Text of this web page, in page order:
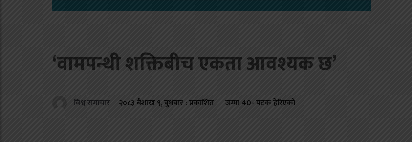
‘वामपन्थी शक्तिबीच एकता आवश्यक छ’
विश्व समाचार २०८३ बैशाख ९, बुधबार : प्रकाशित जम्मा40- पटक हेरिएको